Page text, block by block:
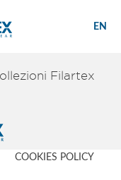
EN
Filartex
COOKIES POLICY